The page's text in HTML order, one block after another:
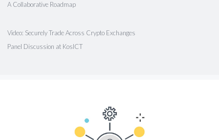
A Collaborative Roadmap
Video: Securely Trade Across Crypto Exchanges
Panel Discussion at KosICT